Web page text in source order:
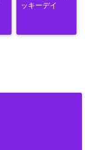
ッキーデイ